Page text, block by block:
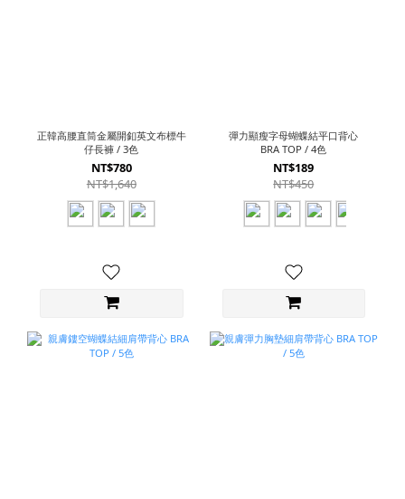
正韓高腰直筒金屬開釦英文布標牛
仔長褲 / 3色
NT$780
NT$1,640
彈力顯瘦字母蝴蝶結平口背心
BRA TOP / 4色
NT$189
NT$450